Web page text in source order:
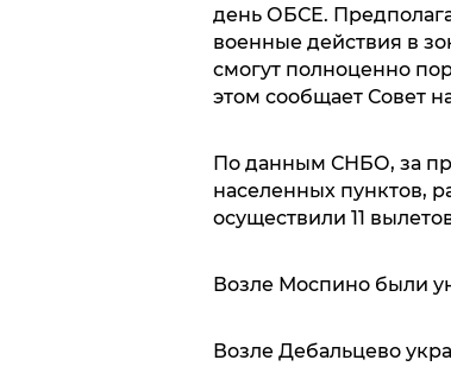
день ОБСЕ.
военные действия в
смогут полноценно
этом сообщает Совет
По данным СНБО, за
населенных пунктов,
осуществили 11
Возле Моспино были
Возле Дебальцево